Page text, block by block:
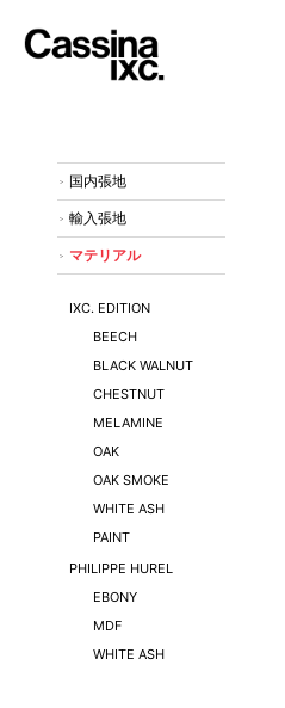
国内張地
輸入張地
マテリアル
IXC. EDITION
BEECH
BLACK WALNUT
CHESTNUT
MELAMINE
OAK
OAK SMOKE
WHITE ASH
PAINT
PHILIPPE HUREL
EBONY
MDF
WHITE ASH